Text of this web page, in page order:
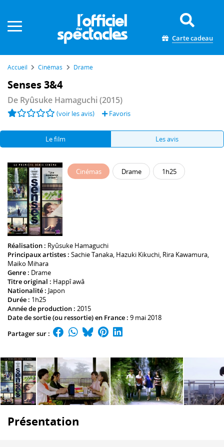
Carte cadeau
Accueil Cinémas Drame
Senses 3&4
De Ryûsuke Hamaguchi (2015)
(voir les avis) Favoris
Le film Les avis
Cinémas Drame 1h25
Réalisation : Ryûsuke Hamaguchi
Principaux artistes : Sachie Tanaka, Hazuki Kikuchi, Rira Kawamura,
Maiko Mihara
Genre : Drame
Titre original : Happî awâ
Nationalité : Japon
Durée : 1h25
Année de production : 2015
Date de sortie (ou ressortie) en France : 9 mai 2018
Partager sur :
Présentation